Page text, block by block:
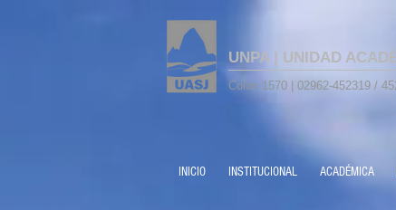
UNPA | UNIDAD
Colón 1570 | 02962-452319 /
INICIO INSTITUCIONAL ACADÉMICA